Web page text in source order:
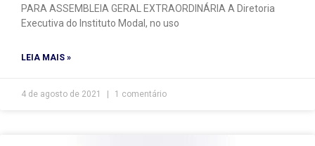
PARA ASSEMBLEIA GERAL EXTRAORDINÁRIA A Diretoria
Executiva do Instituto Modal, no uso
LEIA MAIS »
4 de agosto de 2021 1 comentário